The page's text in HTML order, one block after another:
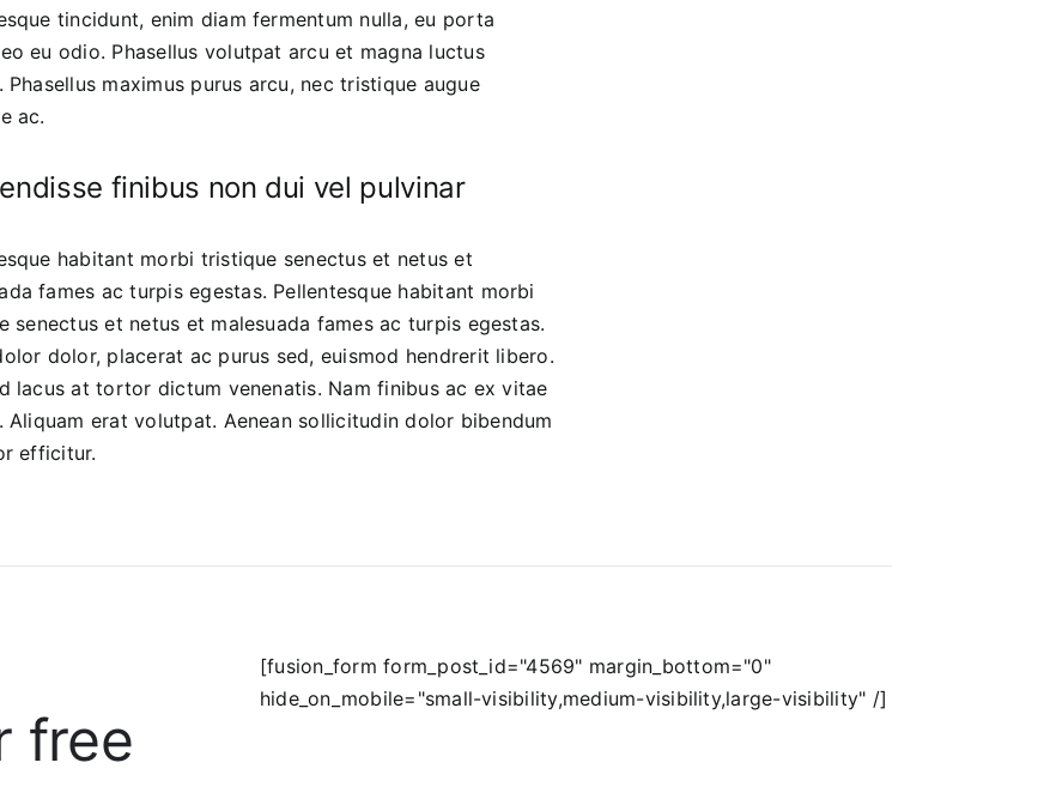
tincidunt, enim diam fermentum nulla, eu porta
eu odio. Phasellus volutpat arcu et magna luctus
Phasellus maximus purus arcu, nec tristique augue
ac.
finibus non dui vel pulvinar
habitant morbi tristique senectus et netus et
fames ac turpis egestas. Pellentesque habitant morbi
senectus et netus et malesuada fames ac turpis egestas.
dolor, placerat ac purus sed, euismod hendrerit libero.
lacus at tortor dictum venenatis. Nam finibus ac ex vitae
Aliquam erat volutpat. Aenean sollicitudin dolor bibendum
efficitur.
free
[fusion_form form_post_id="4569" margin_bottom="0"
hide_on_mobile="small-visibility,medium-visibility,large-visibility" /]